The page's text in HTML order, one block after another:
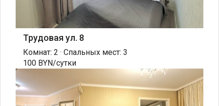
Трудовая ул. 8
Комнат: 2 · Спальных мест: 3
100 BYN/сутки